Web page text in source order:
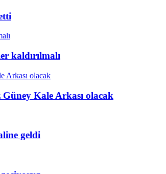
kaldırılmalı
Kale Arkası olacak
geldi